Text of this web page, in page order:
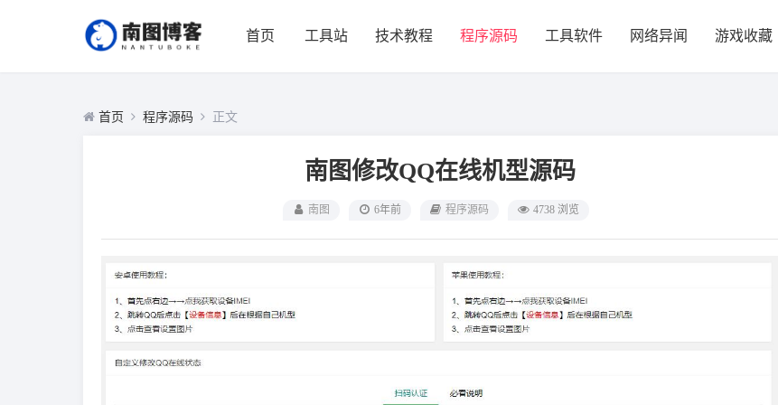
首页 工具站 技术教程 程序源码 工具软件 网络异闻 游戏收藏
首页 程序源码 正文
南图修改QQ在线机型源码
南图 6年前 程序源码 4738 浏览